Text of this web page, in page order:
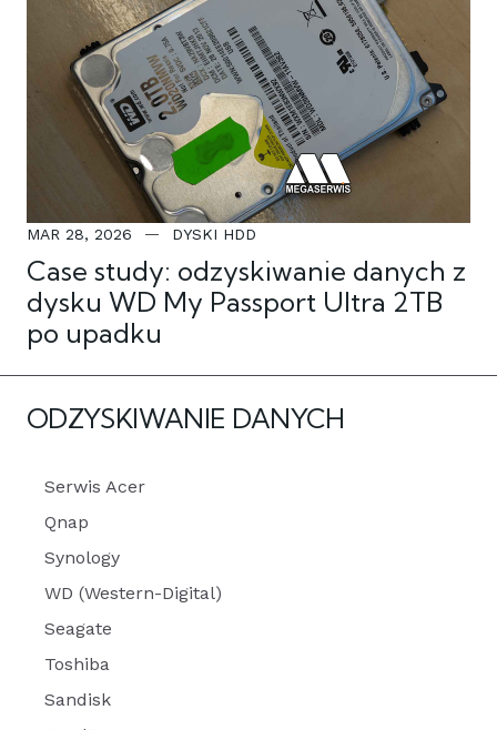
MAR 28, 2026 DYSKI HDD
Case study: odzyskiwanie danych z
dysku WD My Passport Ultra 2TB
po upadku
ODZYSKIWANIE DANYCH
Serwis Acer
Qnap
Synology
WD (Western-Digital)
Seagate
Toshiba
Sandisk